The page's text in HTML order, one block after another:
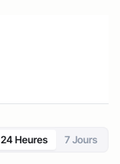
24 Heures 7 Jours